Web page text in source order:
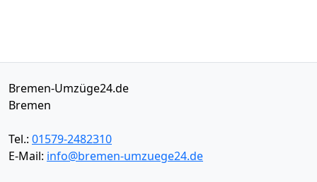
Bremen-Umzüge24.de
Bremen
Tel.: 01579-2482310
E-Mail: info@bremen-umzuege24.de